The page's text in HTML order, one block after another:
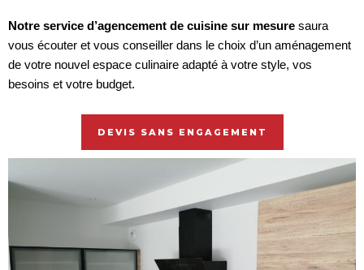
Notre service d’agencement de cuisine sur mesure saura
vous écouter et vous conseiller dans le choix d’un aménagement
de votre nouvel espace culinaire adapté à votre style, vos
besoins et votre budget.
DEVIS SANS ENGAGEMENT